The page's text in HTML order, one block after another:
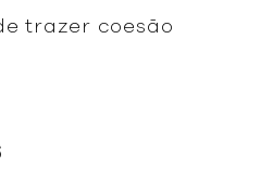
trazer coesão